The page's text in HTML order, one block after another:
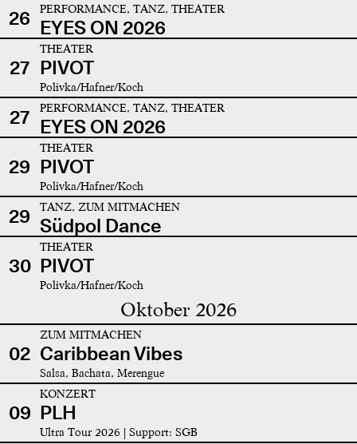
26
PERFORMANCE, TANZ, THEATER
EYES ON 2026
27
THEATER
PIVOT
Polivka/Hafner/Koch
27 PERFORMANCE, TANZ, THEATER
EYES ON 2026
29
THEATER
PIVOT
Polivka/Hafner/Koch
29 TANZ, ZUM MITMACHEN
Südpol Dance
30
THEATER
PIVOT
Polivka/Hafner/Koch
Oktober 2026
02
ZUM MITMACHEN
Caribbean Vibes
Salsa, Bachata, Merengue
09
KONZERT
PLH
Ultra Tour 2026 | Support: SGB